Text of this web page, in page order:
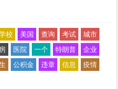
校 美国 查询 考试
城市
医院 一个 特朗普
企业
公积金 违章 信息
疫情